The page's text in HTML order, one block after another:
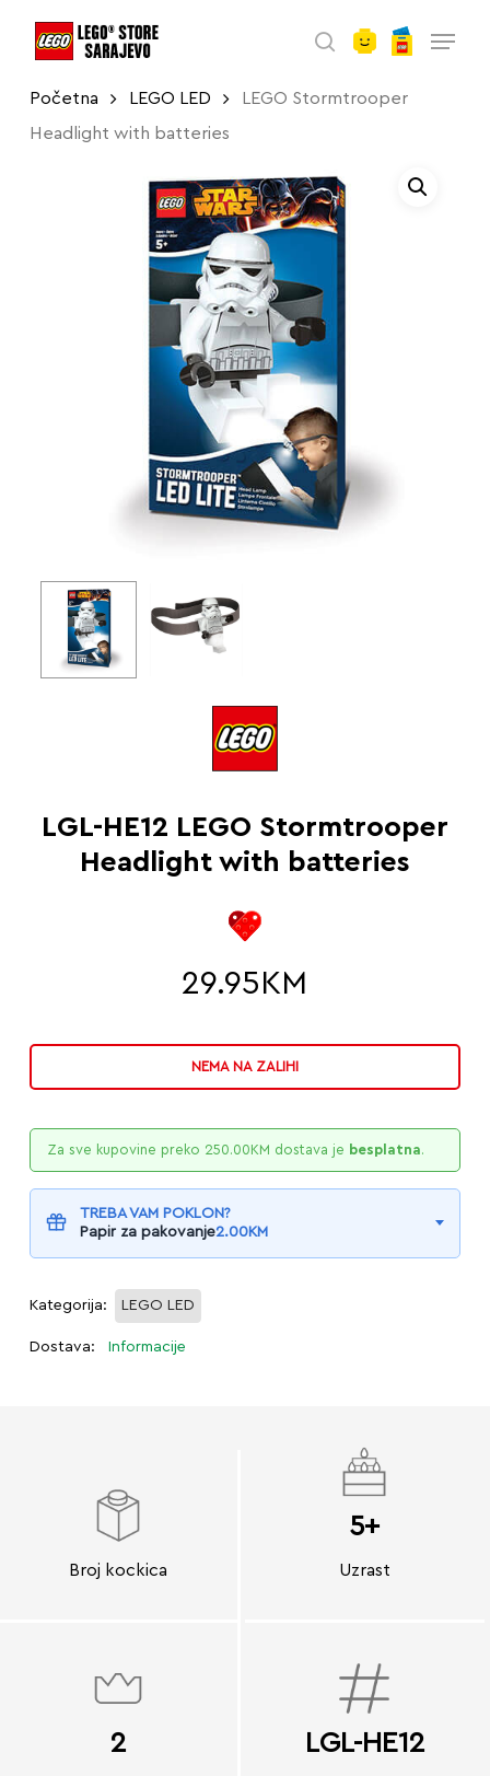
search
Početna LEGO LED LEGO Stormtrooper
Headlight with batteries
LGL-HE12 LEGO Stormtrooper
Headlight with batteries
29.95 KM
NEMA NA ZALIHI
Za sve kupovine preko 250.00KM dostava je besplatna.
TREBA VAM POKLON?
Papir za pakovanje2.00KM
Kategorija: LEGO LED
Dostava: Informacije
Broj kockica
5+
Uzrast
2 LGL-HE12